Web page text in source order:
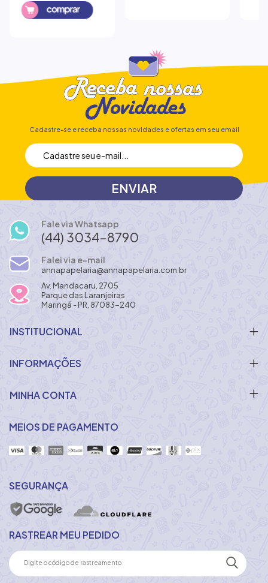
Cadastre-se e receba nossas novidades e ofertas em seu email
Fale via Whatsapp
(44) 3034-8790
Falei via e-mail
annapapelaria@annapapelaria.com.br
Av. Mandacaru, 2705
Parque das Laranjeiras
Maringá - PR, 87083-240
INSTITUCIONAL
INFORMAÇÕES
MINHA CONTA
MEIOS DE PAGAMENTO
SEGURANÇA
RASTREAR MEU PEDIDO